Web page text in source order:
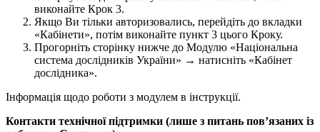
виконайте Крок 3.
Якщо Ви тільки авторизовались, перейдіть до вкладки
«Кабінети», потім виконайте пункт 3 цього Кроку.
Прогорніть сторінку нижче до Модулю «Національна
система дослідників України» → натисніть «Кабінет
дослідника».
Інформація щодо роботи з модулем в інструкції.
Контакти технічної підтримки (лише з питань повʼязаних із